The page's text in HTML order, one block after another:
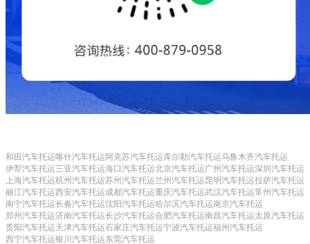
和田汽车托运喀什汽车托运阿克苏汽车托运库尔勒汽车托运乌鲁木齐汽车托运
伊犁汽车托运三亚汽车托运海口汽车托运北京汽车托运广州汽车托运深圳汽车托运
上海汽车托运杭州汽车托运苏州汽车托运兰州汽车托运昆明汽车托运拉萨汽车托运
丽江汽车托运西安汽车托运成都汽车托运重庆汽车托运武汉汽车托运常州汽车托运
南宁汽车托运长春汽车托运沈阳汽车托运哈尔滨汽车托运南京汽车托运
郑州汽车托运济南汽车托运长沙汽车托运合肥汽车托运南昌汽车托运太原汽车托运
贵阳汽车托运天津汽车托运石家庄汽车托运宁波汽车托运福州汽车托运
西宁汽车托运银川汽车托运东莞汽车托运